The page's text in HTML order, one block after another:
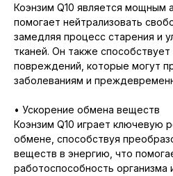
Коэнзим Q10 является мощным
помогает нейтрализовать
замедляя процесс старения и
тканей. Он также
повреждений, которые могут
заболеваниям и
• Ускорение обмена веществ
Коэнзим Q10 играет ключевую
обмене, способствуя
веществ в энергию, что
работоспособность организма